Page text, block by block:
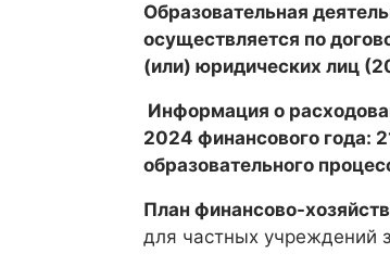
Образовательная
осуществляется по
(или) юридических лиц
Информация о
2024 финансового года:
образовательного
План финансово-
для частных учреждений